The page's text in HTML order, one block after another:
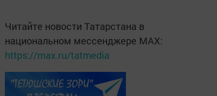
Читайте новости Татарстана в
национальном мессенджере MАХ:
https://max.ru/tatmedia